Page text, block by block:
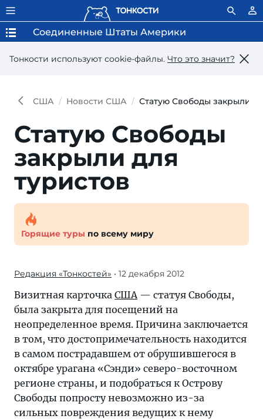
Тонкости используют сookie-файлы. Что это значит?
Соединенные Штаты Америки
США Новости США Статую Свободы закрыли
Статую Свободы
закрыли для
туристов
Горящие туры по всему миру
Редакция «Тонкостей» • 12 декабря 2012
Визитная карточка США— статуя Свободы,
была закрыта для посещений на
неопределенное время. Причина заключается
в том, что достопримечательность находится
в самом пострадавшем от обрушившегося в
октябре урагана «Сэнди» северо-восточном
регионе страны, и подобраться к Острову
Свободы попросту невозможно из-за
сильных повреждения ведущих к нему